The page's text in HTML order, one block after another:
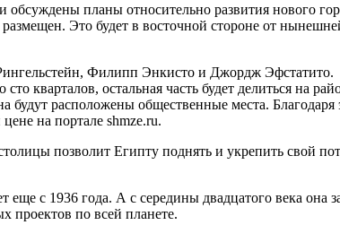
обсуждены планы относительно развития нового
Это будет в восточной стороне от
Филипп Энкисто и Джордж
кварталов, остальная часть будет делиться
расположены общественные места. Благодаря
на портале shmze.ru.
позволит Египту поднять и укрепить свой
с 1936 года. А с середины двадцатого века она
проектов по всей планете.